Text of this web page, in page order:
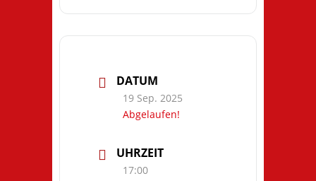
DATUM
19 Sep. 2025
Abgelaufen!
UHRZEIT
17:00